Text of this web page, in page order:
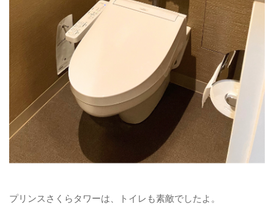
プリンスさくらタワーは、トイレも素敵でしたよ。